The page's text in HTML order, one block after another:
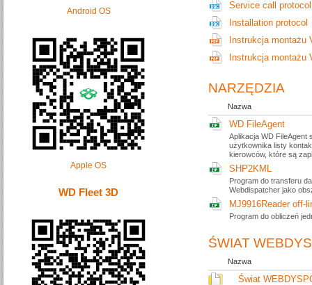
Android OS
Apple OS
WD Fleet 3D
Service call protocol
Installation protocol
Instrukcja montażu
Instrukcja montażu
NARZĘDZIA
Nazwa
WD FileAgent
Aplikacja WD FileAgent
użytkownika listy
kierowców, które są
SHP2KML
Program do transferu
Webdispatcher jako
MJ9916Reader off-
Program do obliczeń
ŚWIAT
Nazwa
Świat